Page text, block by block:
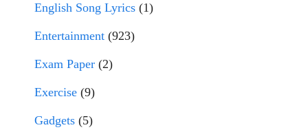
English Song Lyrics (1)
Entertainment (923)
Exam Paper (2)
Exercise (9)
Gadgets (5)